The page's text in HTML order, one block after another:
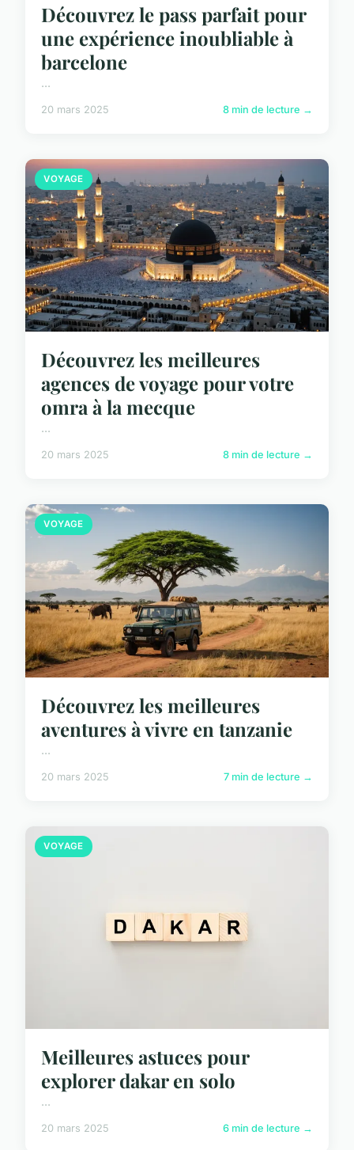
Découvrez le pass parfait pour
une expérience inoubliable à
barcelone
...
20 mars 2025 8 min de lecture →
VOYAGE
Découvrez les meilleures
agences de voyage pour votre
omra à la mecque
...
20 mars 2025 8 min de lecture →
VOYAGE
Découvrez les meilleures
aventures à vivre en tanzanie
...
20 mars 2025 7 min de lecture →
VOYAGE
Meilleures astuces pour
explorer dakar en solo
...
20 mars 2025 6 min de lecture →